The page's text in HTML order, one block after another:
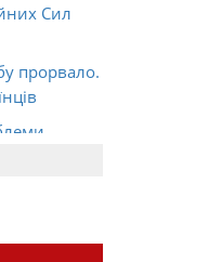
Сил
прорвало.
у